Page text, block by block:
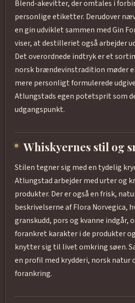
Blend-akevitter, der omtales i
personlige etiketter. Derudover
en gin udviklet sammen med Gin
viser, at destilleriet også arbejder
Det overordnede indtryk er et
norsk brændevinstradition møder
mere personligt formulerede
Atlungstads egen potetsprit som
udgangspunkt.
Whiskyernes stil og
Stilen tegner sig med en tydelig
Atlungstad arbejder med urter og
produkter. Der er også en frisk,
beskrivelserne af Flora Norvegica,
granskudd, pors og kvanne indgår,
forankret karakter i de produkter
knytter sig til livet omkring søen.
en profil med krydderi, norsk natur
forankring.